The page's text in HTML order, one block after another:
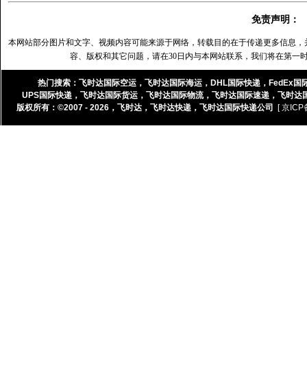
免责声明：
本网站部分图片和文字、视频内容可能来源于网络，转载目的在于传递更多信息
容、版权和其它问题，请在30日内与本网站联系，我们将在第一
热门搜索： 飞时达国际空运 ， 飞时达国际海运 ， DHL国际快递 ， FedEx国
UPS国际快递 ， 飞时达国际货运 ， 飞时达国际物流， 飞时达国际速递 ， 飞时达
版权所有：©2007 - 2026， 飞时达， 飞时达快递， 飞时达国际快递公司 [ 京ICP